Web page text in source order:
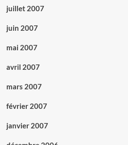
juillet 2007
juin 2007
mai 2007
avril 2007
mars 2007
février 2007
janvier 2007